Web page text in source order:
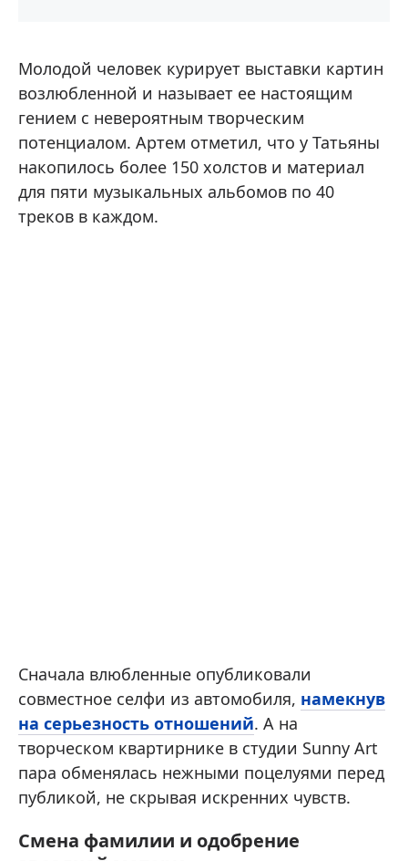
Молодой человек курирует выставки картин
возлюбленной и называет ее настоящим
гением с невероятным творческим
потенциалом. Артем отметил, что у Татьяны
накопилось более 150 холстов и материал
для пяти музыкальных альбомов по 40
треков в каждом.
Сначала влюбленные опубликовали
совместное селфи из автомобиля, намекнув
на серьезность отношений. А на
творческом квартирнике в студии Sunny Art
пара обменялась нежными поцелуями перед
публикой, не скрывая искренних чувств.
Смена фамилии и одобрение